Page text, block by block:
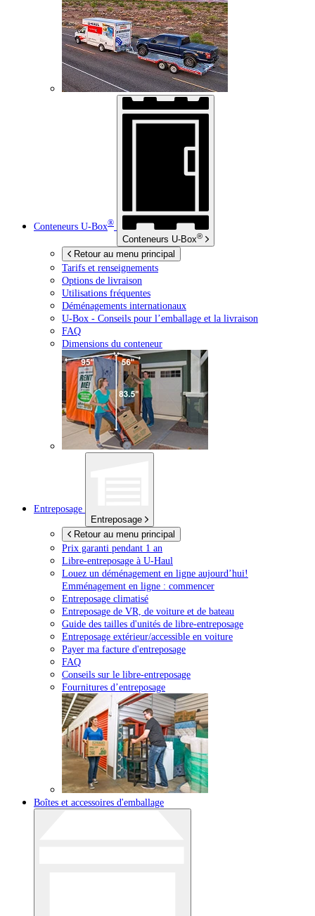
Conteneurs U-Box®
Conteneurs U-Box®
Retour au menu principal
Tarifs et renseignements
Options de livraison
Utilisations fréquentes
Déménagements internationaux
U-Box - Conseils pour l’emballage et la livraison
FAQ
Dimensions du conteneur
Entreposage
Entreposage
Retour au menu principal
Prix garanti pendant 1 an
Libre-entreposage à U-Haul
Louez un déménagement en ligne aujourd’hui!
Emménagement en ligne : commencer
Entreposage climatisé
Entreposage de VR, de voiture et de bateau
Guide des tailles d'unités de libre-entreposage
Entreposage extérieur/accessible en voiture
Payer ma facture d'entreposage
FAQ
Conseils sur le libre-entreposage
Fournitures d’entreposage
Boîtes et accessoires d'emballage